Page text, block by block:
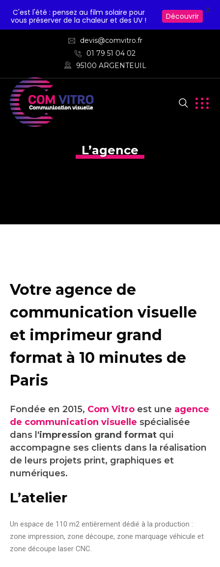
devis@comvitro.fr
01 79 51 04 02
95100 ARGENTEUIL
L’agence
Votre agence de
communication visuelle
et imprimeur grand
format à 10 minutes de
Paris
Fondée en 2015, Com Vitro est une agence
de communication visuelle spécialisée
dans l'impression grand format qui
accompagne ses clients dans la réalisation
de leurs projets print, graphiques et
numériques.
L’atelier
Un espace de 110 m2 entièrement dédié à la production :
zone impression, zone découpe, zone marquage véhicule et
zone découpe laser CNC.
C'est l'été : pensez au film solaire pour
vous préserver de la chaleur et des UV !
Découvrir
X